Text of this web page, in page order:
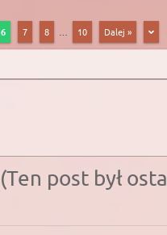
6 7 8 10 Dalej »
(Ten post był